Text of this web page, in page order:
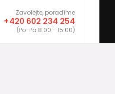
Zavolejte, poradíme
+420 602 234 254
(Po-Pá 8:00 - 15:00)